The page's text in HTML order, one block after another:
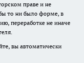
праве и не
то ни было форме, в
переработке не иначе
вы автоматически